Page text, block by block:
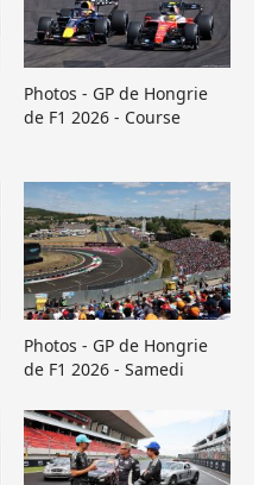
Photos - GP de Hongrie
de F1 2026 - Course
Photos - GP de Hongrie
de F1 2026 - Samedi